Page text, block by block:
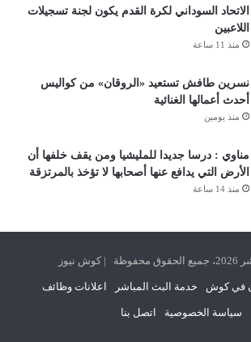
الاتحاد السوداني لكرة القدم يكون لجنة تسجيلات
اللاعبين
منذ 11 ساعة
نسرين طافش تستعيد «الروقان» من كواليس
أحدث أعمالها الغنائية
منذ يومين
مناوي : درسا جديدا للمليشيا ومن يقف خلفها أن
الأرض التي يدافع عنها أصحابها لا تؤخذ بالمرتزقة
منذ 14 ساعة
في كوش خدمة البث المباشر اعلانات وظائف
سياسة الخصوصية اتصل بنا